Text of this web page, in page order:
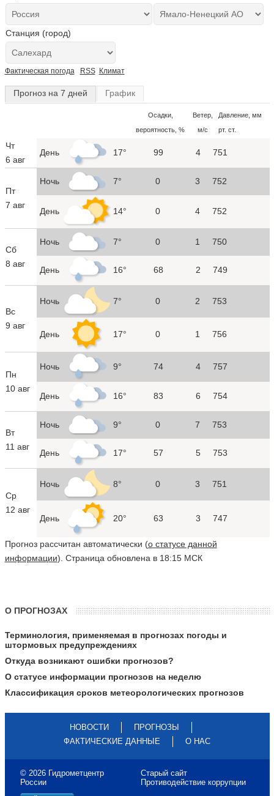
Станция (город)
Фактическая погода RSS Климат
Прогноз на 7 дней График
Осадки,
вероятность, %
Ветер,
м/с
Давление, мм
рт. ст.
Чт
6 авг
День 17° 99 4 751
Пт
7 авг
Ночь 7° 0 3 752
День 14° 0 4 752
Сб
8 авг
Ночь 7° 0 1 750
День 16° 68 2 749
Вс
9 авг
Ночь 7° 0 2 753
День 17° 0 1 756
Пн
10 авг
Ночь 9° 74 4 757
День 16° 83 6 754
Вт
11 авг
Ночь 9° 0 7 753
День 17° 57 5 753
Ср
12 авг
Ночь 8° 0 3 751
День 20° 63 3 747
Прогноз рассчитан автоматически (о статусе данной
информации). Страница обновлена в 18:15 МСК
О ПРОГНОЗАХ
Терминология, применяемая в прогнозах погоды и
штормовых предупреждениях
Откуда возникают ошибки прогнозов?
О статусе информации прогнозов на неделю
Классификация сроков метеорологических прогнозов
НОВОСТИ
ПРОГНОЗЫ
ФАКТИЧЕСКИЕ ДАННЫЕ
О НАС
© 2026 Гидрометцентр
России
Старый сайт
Противодействие коррупции